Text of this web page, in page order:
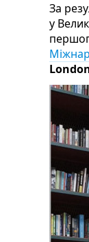
За
у